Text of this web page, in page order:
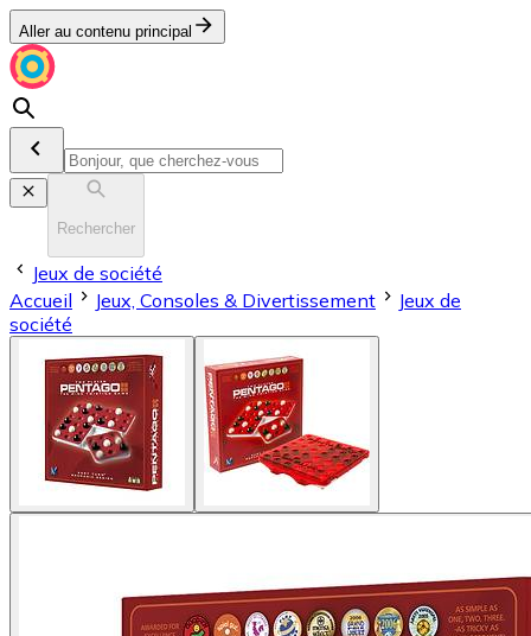
Aller au contenu principal
Rechercher
Jeux de société
Accueil
Jeux, Consoles & Divertissement
Jeux de
société